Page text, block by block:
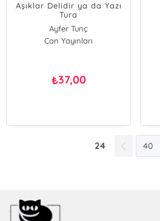
Aşıklar Delidir ya da Yazı
Tura
Ayfer Tunç
Can Yayınları
₺37,00
24